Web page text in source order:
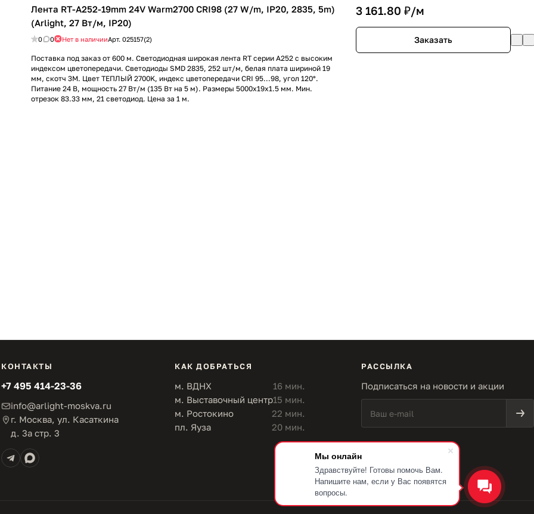
Мы онлайн
Здравствуйте! Готовы помочь Вам.
Напишите нам, если у Вас появятся
вопросы.
Лента RT-A252-19mm 24V Warm2700 CRI98 (27 W/m, IP20, 2835, 5m)
(Arlight, 27 Вт/м, IP20)
0 0 Нет в наличииАрт. 025157(2)
Поставка под заказ от 600 м. Светодиодная широкая лента RT серии A252 с высоким
индексом цветопередачи. Светодиоды SMD 2835, 252 шт/м, белая плата шириной 19
мм, скотч 3М. Цвет ТЕПЛЫЙ 2700K, индекс цветопередачи CRI 95...98, угол 120°.
Питание 24 В, мощность 27 Вт/м (135 Вт на 5 м). Размеры 5000х19х1.5 мм. Мин.
отрезок 83.33 мм, 21 светодиод. Цена за 1 м.
3 161.80 ₽/м
Заказать
КОНТАКТЫ
+7 495 414-23-36
info@arlight-moskva.ru
г. Москва, ул. Касаткина
д. 3а стр. 3
КАК ДОБРАТЬСЯ
м. ВДНХ
16 мин.
м. Выставочный центр15 мин.
м. Ростокино
22 мин.
пл. Яуза
20 мин.
РАССЫЛКА
Подписаться на новости и акции